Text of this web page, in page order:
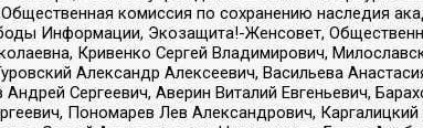
комиссия по сохранению наследия
Информации, Экозащита!-Женсовет,
Кривенко Сергей Владимирович,
Александр Алексеевич, Васильева
Сергеевич, Аверин Виталий Евгеньевич,
Пономарев Лев Александрович,